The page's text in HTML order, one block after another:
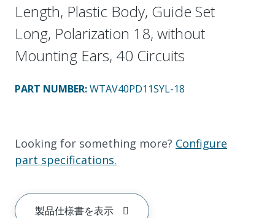
Length, Plastic Body, Guide Set
Long, Polarization 18, without
Mounting Ears, 40 Circuits
PART NUMBER:WTAV40PD11SYL-18
Looking for something more? Configure
part specifications.
製品仕様書を表示